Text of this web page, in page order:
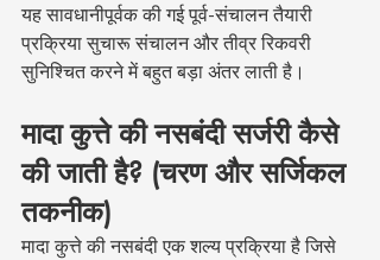
यह सावधानीपूर्वक की गई पूर्व-संचालन तैयारी
प्रक्रिया सुचारू संचालन और तीव्र रिकवरी
सुनिश्चित करने में बहुत बड़ा अंतर लाती है।
मादा कुत्ते की नसबंदी सर्जरी कैसे
की जाती है? (चरण और सर्जिकल
तकनीक)
मादा कुत्ते की नसबंदी एक शल्य प्रक्रिया है जिसे